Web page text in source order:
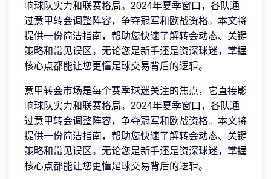
响球队实力和联赛格局。2024年夏季窗口，各队通
过意甲转会调整阵容，争夺冠军和欧战资格。本文将
提供一份简洁指南，帮助您快速了解转会动态、关键
策略和常见误区。无论您是新手还是资深球迷，掌握
核心点都能让您更懂足球交易背后的逻辑。
意甲转会市场是每个赛季球迷关注的焦点，它直接影
响球队实力和联赛格局。2024年夏季窗口，各队通
过意甲转会调整阵容，争夺冠军和欧战资格。本文将
提供一份简洁指南，帮助您快速了解转会动态、关键
策略和常见误区。无论您是新手还是资深球迷，掌握
核心点都能让您更懂足球交易背后的逻辑。